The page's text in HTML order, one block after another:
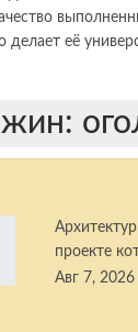
делает её
проекте
Авг 7, 2026